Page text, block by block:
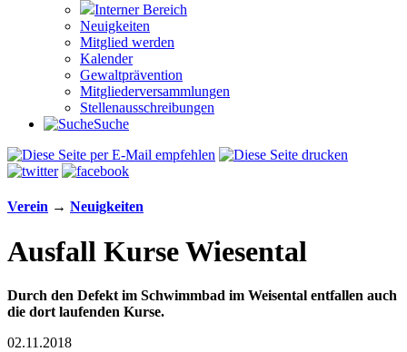
Interner Bereich
Neuigkeiten
Mitglied werden
Kalender
Gewaltprävention
Mitglieder­versammlungen
Stellen­aus­schrei­bungen
Suche
Verein → Neuigkeiten
Ausfall Kurse Wiesental
Durch den Defekt im Schwimmbad im Weisental entfallen auch
die dort laufenden Kurse.
02.11.2018